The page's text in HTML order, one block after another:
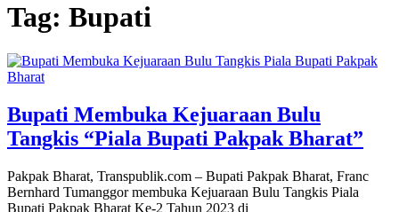
Tag: Bupati
Bupati Membuka Kejuaraan Bulu
Tangkis “Piala Bupati Pakpak Bharat”
Pakpak Bharat, Transpublik.com – Bupati Pakpak Bharat, Franc
Bernhard Tumanggor membuka Kejuaraan Bulu Tangkis Piala
Bupati Pakpak Bharat Ke-2 Tahun 2023 di